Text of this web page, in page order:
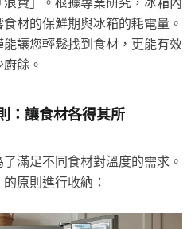
材的保鮮期與冰箱的耗電量。
讓您輕鬆找到食材，更能有效
餘。
：讓食材各得其所
滿足不同食材對溫度的需求。
原則進行收納：